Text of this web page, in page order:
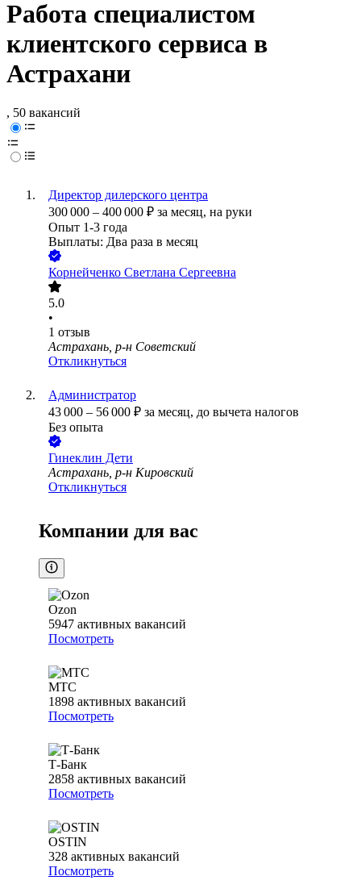
Работа специалистом
клиентского сервиса в
Астрахани
, 50 вакансий
Директор дилерского центра
300 000 – 400 000 ₽ за месяц, на руки
Опыт 1-3 года
Выплаты: Два раза в месяц
Корнейченко Светлана Сергеевна
5.0
•
1 отзыв
Астрахань, р-н Советский
Откликнуться
Администратор
43 000 – 56 000 ₽ за месяц, до вычета налогов
Без опыта
Гинеклин Дети
Астрахань, р-н Кировский
Откликнуться
Компании для вас
Ozon
5947 активных вакансий
Посмотреть
МТС
1898 активных вакансий
Посмотреть
Т-Банк
2858 активных вакансий
Посмотреть
OSTIN
328 активных вакансий
Посмотреть